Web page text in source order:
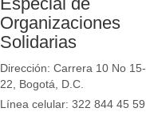
Organizaciones
Solidarias
Dirección: Carrera 10 No 15-
22, Bogotá, D.C.
Línea celular: 322 844 45 59